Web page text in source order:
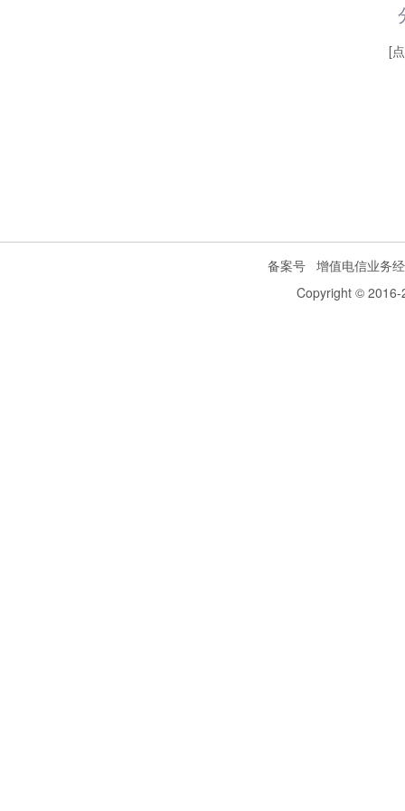
[
备案号 增值电信业务
Copyright © 2016-